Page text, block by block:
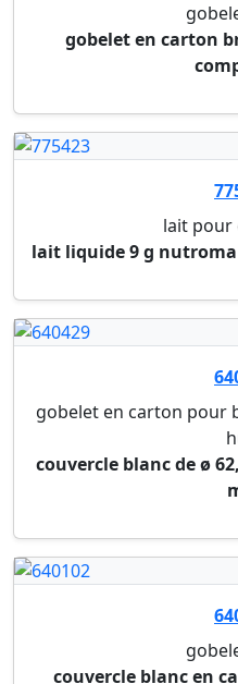
couvercle blanc en ps
cuillere 110 mm
gobelet en carton
gobelet en carton